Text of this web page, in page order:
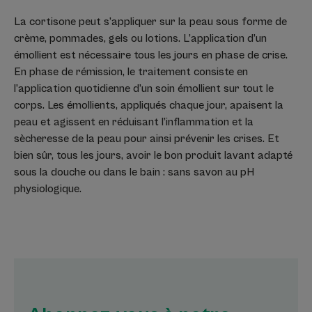
La cortisone peut s’appliquer sur la peau sous forme de
crème, pommades, gels ou lotions. L’application d’un
émollient est nécessaire tous les jours en phase de crise.
En phase de rémission, le traitement consiste en
l’application quotidienne d’un soin émollient sur tout le
corps. Les émollients, appliqués chaque jour, apaisent la
peau et agissent en réduisant l’inflammation et la
sècheresse de la peau pour ainsi prévenir les crises. Et
bien sûr, tous les jours, avoir le bon produit lavant adapté
sous la douche ou dans le bain : sans savon au pH
physiologique.